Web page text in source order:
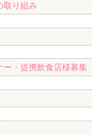
取り組み
ー・提携飲食店様募集